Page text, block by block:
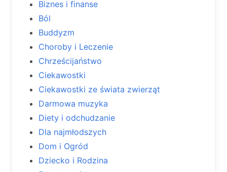
Biznes i finanse
Ból
Buddyzm
Choroby i Leczenie
Chrześcijaństwo
Ciekawostki
Ciekawostki ze świata zwierząt
Darmowa muzyka
Diety i odchudzanie
Dla najmłodszych
Dom i Ogród
Dziecko i Rodzina